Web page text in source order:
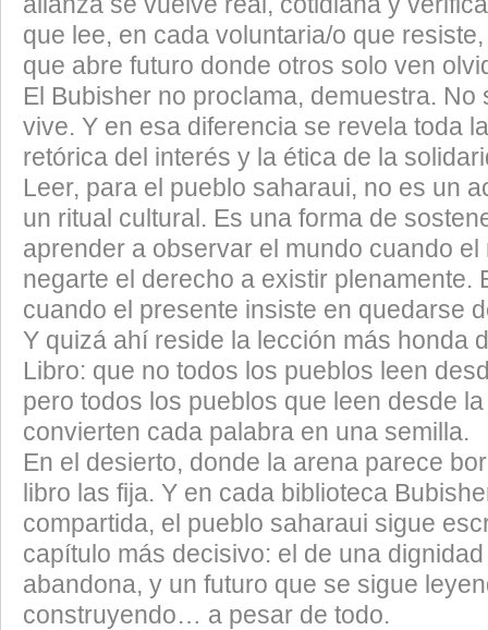
que lee, en cada voluntaria/o que
que abre futuro donde otros solo ven
El Bubisher no proclama, demuestra. No
vive. Y en esa diferencia se revela toda
retórica del interés y la ética de la
Leer, para el pueblo saharaui, no es un
un ritual cultural. Es una forma de
aprender a observar el mundo cuando
negarte el derecho a existir plenamente.
cuando el presente insiste en quedarse
Y quizá ahí reside la lección más honda
Libro: que no todos los pueblos leen
pero todos los pueblos que leen desde
convierten cada palabra en una semilla.
En el desierto, donde la arena parece
libro las fija. Y en cada biblioteca
compartida, el pueblo saharaui sigue
capítulo más decisivo: el de una
abandona, y un futuro que se sigue
construyendo… a pesar de todo.